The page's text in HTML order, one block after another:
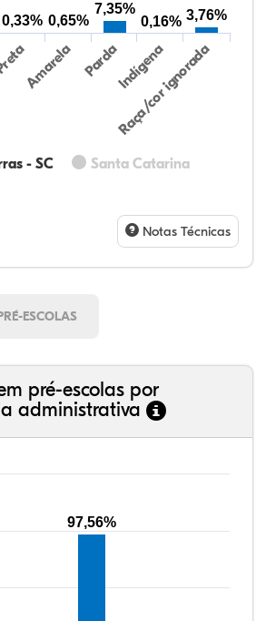
- SC
Santa Catarina
Amarela PardaIndígena
Raça/cor ignorada
0,33% 0,65%
7,35%
0,16% 3,76%
Notas Técnicas
ESCOLAS
pré-escolas por
administrativa
97,56%